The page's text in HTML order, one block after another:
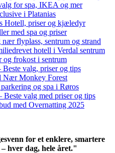
for spa, IKEA og mer
i Platanias
Hotell, priser og kjæledyr
med spa og priser
flyplass, sentrum og strand
hotell i Verdal sentrum
og frokost i sentrum
valg, priser og tips
Nær Monkey Forest
og spa i Røros
valg med priser og tips
med Overnatting 2025
for et enklere, smartere
hver dag, hele året."